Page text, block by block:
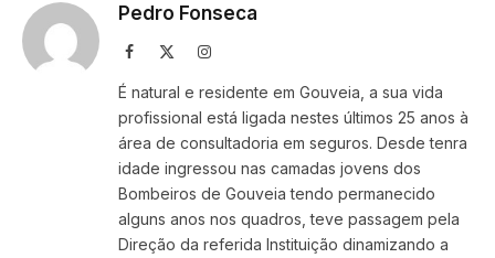
Pedro Fonseca
Facebook Instagram
É natural e residente em Gouveia, a sua vida
profissional está ligada nestes últimos 25 anos à
área de consultadoria em seguros. Desde tenra
idade ingressou nas camadas jovens dos
Bombeiros de Gouveia tendo permanecido
alguns anos nos quadros, teve passagem pela
Direção da referida Instituição dinamizando a